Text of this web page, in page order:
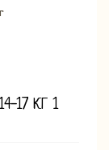
17 КГ 1